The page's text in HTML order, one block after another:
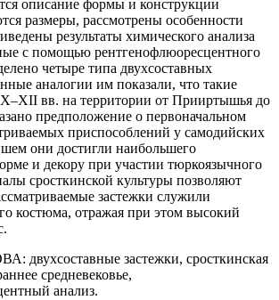
описание формы и конструкции
размеры, рассмотрены особенности
результаты химического анализа
с помощью рентгенофлюоресцентного
четыре типа двухсоставных
аналогии им показали, что такие
вв. на территории от Прииртышья до
предположение о первоначальном
приспособлений у самодийских
они достигли наибольшего
и декору при участии тюркоязычного
сросткинской культуры позволяют
застежки служили
костюма, отражая при этом высокий
двухсоставные застежки, сросткинская
средневековье,
анализ.